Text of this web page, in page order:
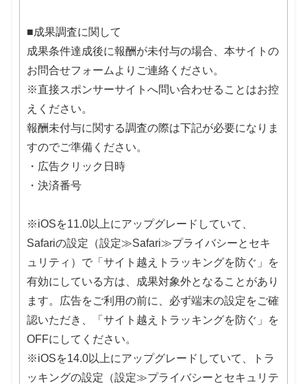
■成果調査に関して
成果条件達成後に報酬が未付与の場合、本サイトの
お問合せフォームよりご連絡ください。
※直接スポンサーサイトへ問い合わせることはお控
えください。
報酬未付与に関する調査の際は下記が必要になりま
すのでご準備ください。
・広告クリック日時
・決済番号
※iOSを11.0以上にアップグレードしていて、
Safariの設定（設定≫Safari≫プライバシーとセキ
ュリティ）で「サイト越えトラッキングを防ぐ」を
有効にしている方は、成果対象外となることがあり
ます。広告をご利用の前に、必ず端末の設定をご確
認いただき、「サイト越えトラッキングを防ぐ」を
OFFにしてください。
※iOSを14.0以上にアップグレードしていて、トラ
ッキングの設定（設定≫プライバシーとセキュリテ